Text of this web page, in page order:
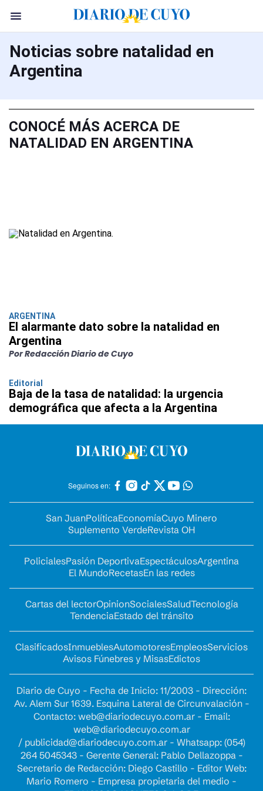
Noticias sobre natalidad en
Argentina
CONOCÉ MÁS ACERCA DE
NATALIDAD EN ARGENTINA
ARGENTINA
El alarmante dato sobre la natalidad en
Argentina
Por Redacción Diario de Cuyo
Editorial
Baja de la tasa de natalidad: la urgencia
demográfica que afecta a la Argentina
Seguinos en:
San JuanPolíticaEconomíaCuyo Minero
Suplemento VerdeRevista OH
PolicialesPasión DeportivaEspectáculosArgentina
El MundoRecetasEn las redes
Cartas del lectorOpinionSocialesSaludTecnología
TendenciaEstado del tránsito
ClasificadosInmueblesAutomotoresEmpleosServicios
Avisos Fúnebres y MisasEdictos
Diario de Cuyo - Fecha de Inicio: 11/2003 - Dirección:
Av. Alem Sur 1639. Esquina Lateral de Circunvalación -
Contacto: web@diariodecuyo.com.ar- Email:
web@diariodecuyo.com.ar
/ publicidad@diariodecuyo.com.ar- Whatsapp: (054)
264 5045343 - Gerente General: Pablo Dellazoppa -
Secretario de Redacción: Diego Castillo - Editor Web:
Mario Romero - Empresa propietaria del medio -